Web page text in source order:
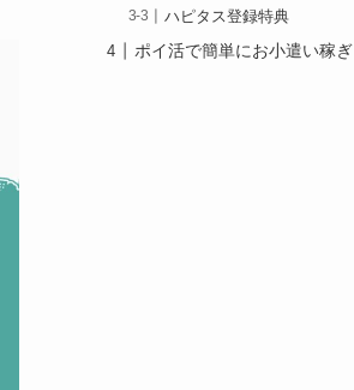
ハピタス登録特典
ポイ活で簡単にお小遣い稼ぎ